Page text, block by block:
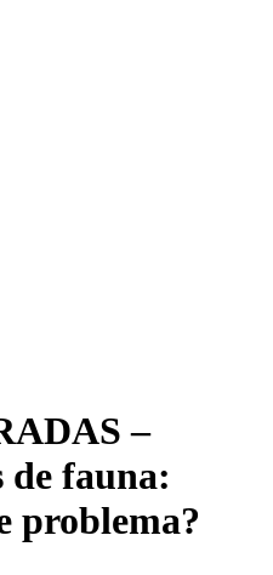
–
de fauna:
problema?